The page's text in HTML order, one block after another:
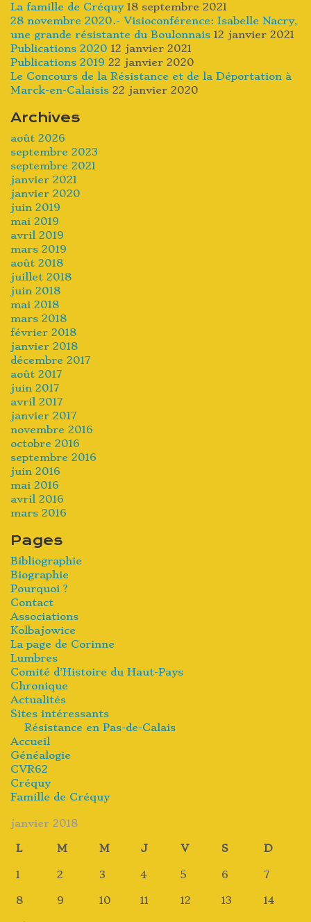
La famille de Créquy 18 septembre 2021
28 novembre 2020.- Visioconférence: Isabelle Nacry,
une grande résistante du Boulonnais 12 janvier 2021
Publications 2020 12 janvier 2021
Publications 2019 22 janvier 2020
Le Concours de la Résistance et de la Déportation à
Marck-en-Calaisis 22 janvier 2020
Archives
août 2026
septembre 2023
septembre 2021
janvier 2021
janvier 2020
juin 2019
mai 2019
avril 2019
mars 2019
août 2018
juillet 2018
juin 2018
mai 2018
mars 2018
février 2018
janvier 2018
décembre 2017
août 2017
juin 2017
avril 2017
janvier 2017
novembre 2016
octobre 2016
septembre 2016
juin 2016
mai 2016
avril 2016
mars 2016
Pages
Bibliographie
Biographie
Pourquoi ?
Contact
Associations
Kolbajowice
La page de Corinne
Lumbres
Comité d’Histoire du Haut-Pays
Chronique
Actualités
Sites intéressants
Résistance en Pas-de-Calais
Accueil
Généalogie
CVR62
Créquy
Famille de Créquy
janvier 2018
L
M M J V S D
1 2 3 4 5 6 7
8 9 10 11 12 13 14